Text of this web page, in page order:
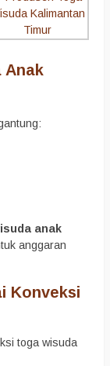
Anak
anak
anggaran
Konveksi
toga wisuda